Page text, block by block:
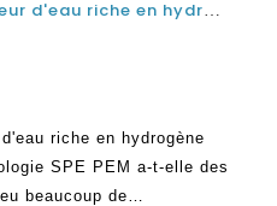
La bouteille de générateur d'eau riche en hydrogène portable ioniseur de technologie SPE PEM a-t-elle des effets secondaires?
riche en hydrogène
SPE PEM a-t-elle des
beaucoup de